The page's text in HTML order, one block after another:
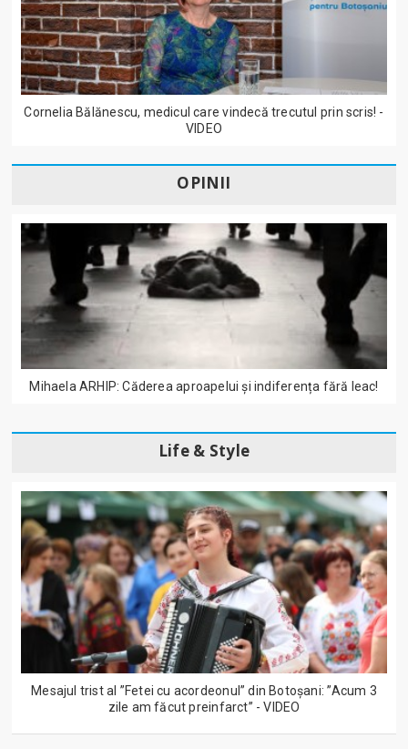
Cornelia Bălănescu, medicul care vindecă trecutul prin scris! -
VIDEO
OPINII
Mihaela ARHIP: Căderea aproapelui și indiferența fără leac!
Life & Style
Mesajul trist al ”Fetei cu acordeonul” din Botoșani: ”Acum 3
zile am făcut preinfarct” - VIDEO